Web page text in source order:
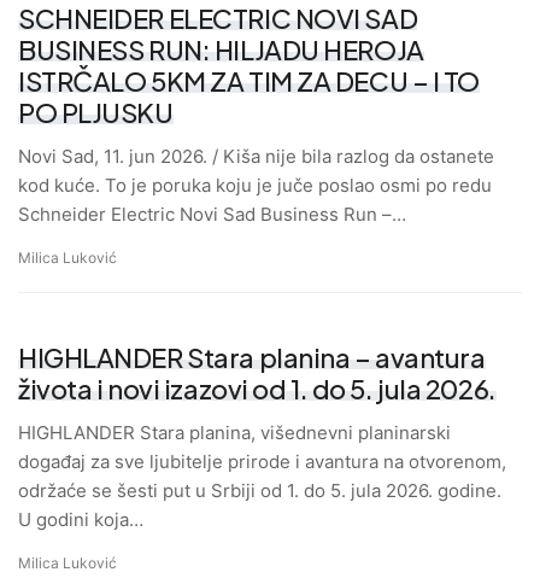
SCHNEIDER ELECTRIC NOVI SAD
BUSINESS RUN: HILJADU HEROJA
ISTRČALO 5KM ZA TIM ZA DECU – I TO
PO PLJUSKU
Novi Sad, 11. jun 2026. / Kiša nije bila razlog da ostanete
kod kuće. To je poruka koju je juče poslao osmi po redu
Schneider Electric Novi Sad Business Run –…
Milica Luković
HIGHLANDER Stara planina – avantura
života i novi izazovi od 1. do 5. jula 2026.
HIGHLANDER Stara planina, višednevni planinarski
događaj za sve ljubitelje prirode i avantura na otvorenom,
održaće se šesti put u Srbiji od 1. do 5. jula 2026. godine.
U godini koja…
Milica Luković